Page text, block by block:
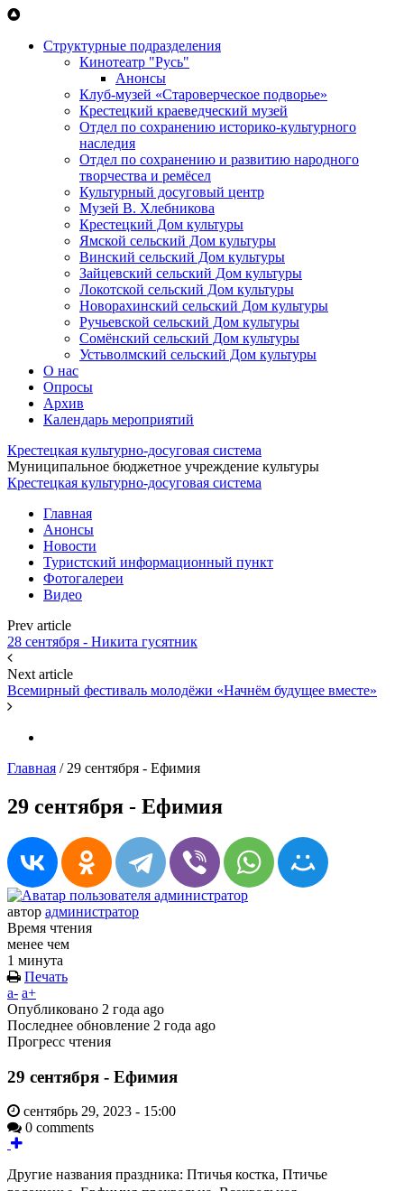
Перейти к основному содержанию
Структурные подразделения
Кинотеатр "Русь"
Анонсы
Клуб-музей «Староверческое подворье»
Крестецкий краеведческий музей
Отдел по сохранению историко-культурного
наследия
Отдел по сохранению и развитию народного
творчества и ремёсел
Культурный досуговый центр
Музей В. Хлебникова
Крестецкий Дом культуры
Ямской сельский Дом культуры
Винский сельский Дом культуры
Зайцевский сельский Дом культуры
Локотской сельский Дом культуры
Новорахинский сельский Дом культуры
Ручьевской сельский Дом культуры
Сомёнский сельский Дом культуры
Устьволмский сельский Дом культуры
О нас
Опросы
Архив
Календарь мероприятий
Крестецкая культурно-досуговая система
Муниципальное бюджетное учреждение культуры
Крестецкая культурно-досуговая система
Главная
Анонсы
Новости
Туристский информационный пункт
Фотогалереи
Видео
Prev article
28 сентября - Никита гусятник
Next article
Всемирный фестиваль молодёжи «Начнём будущее вместе»
Главная / 29 сентября - Ефимия
29 сентября - Ефимия
автор администратор
Время чтения
менее чем
1 минута
Печать
a- a+
Опубликовано 2 года ago
Последнее обновление 2 года ago
Прогресс чтения
29 сентября - Ефимия
сентябрь 29, 2023 - 15:00
0 comments
Другие названия праздника: Птичья костка, Птичье